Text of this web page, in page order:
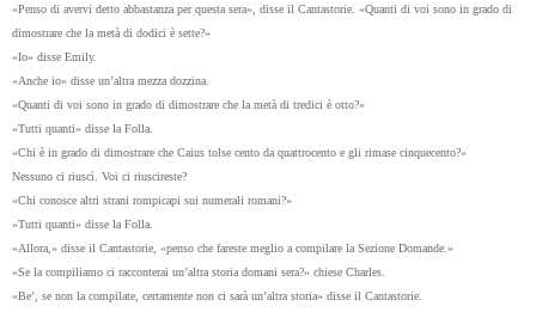
«Penso di avervi detto abbastanza per questa sera», disse il Cantastorie. «Quanti di voi sono in grado di
dimostrare che la metà di dodici è sette?»
«Io» disse Emily.
«Anche io» disse un’altra mezza dozzina.
«Quanti di voi sono in grado di dimostrare che la metà di tredici è otto?»
«Tutti quanti» disse la Folla.
«Chi è in grado di dimostrare che Caius tolse cento da quattrocento e gli rimase cinquecento?»
Nessuno ci riuscì. Voi ci riuscireste?
«Chi conosce altri strani rompicapi sui numerali romani?»
«Tutti quanti» disse la Folla.
«Allora,» disse il Cantastorie, «penso che fareste meglio a compilare la Sezione Domande.»
«Se la compiliamo ci racconterai un’altra storia domani sera?» chiese Charles.
«Be’, se non la compilate, certamente non ci sarà un’altra storia» disse il Cantastorie.